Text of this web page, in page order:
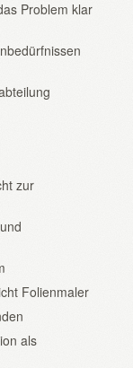
Problem klar
zur
Folienmaler
als